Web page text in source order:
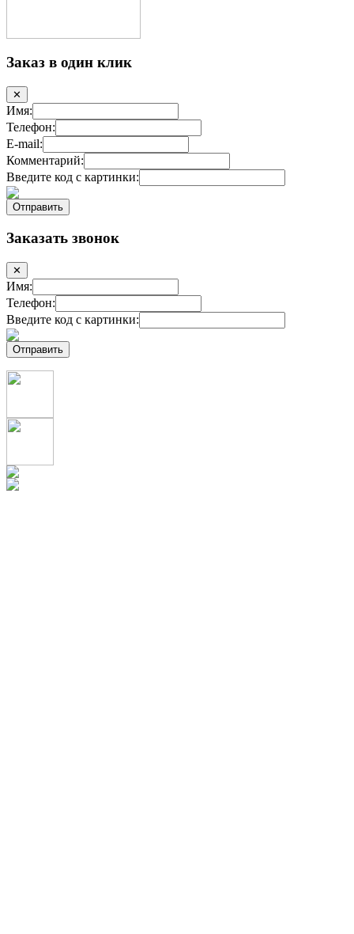
Заказ в один клик
✕
Имя:
Телефон:
E-mail:
Комментарий:
Введите код с картинки:
Заказать звонок
✕
Имя:
Телефон:
Введите код с картинки: